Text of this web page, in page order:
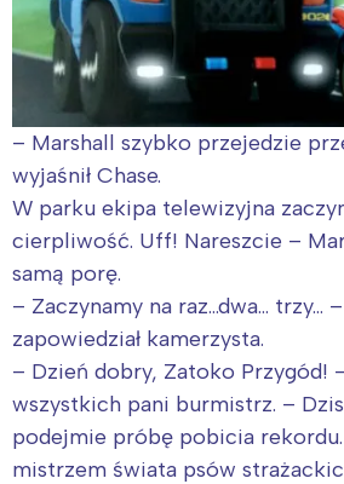
– Marshall szybko przejedzie
wyjaśnił Chase.
W parku ekipa telewizyjna
cierpliwość. Uff! Nareszcie –
samą porę.
– Zaczynamy na raz…dwa… trzy… –
zapowiedział kamerzysta.
– Dzień dobry, Zatoko Przygód!
wszystkich pani burmistrz. –
podejmie próbę pobicia
mistrzem świata psów